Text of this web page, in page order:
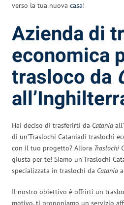
verso la tua nuova casa!
Azienda di
economica
trasloco da
Hai deciso di trasferirti da Catania
di un’Traslochi Cataniadi traslochi
con il tuo progetto? Allora Traslochi
giusta per te! Siamo un’Traslochi
specializzata in traslochi da Catania
Il nostro obiettivo è offrirti un
motivo, ti proponiamo un servizio